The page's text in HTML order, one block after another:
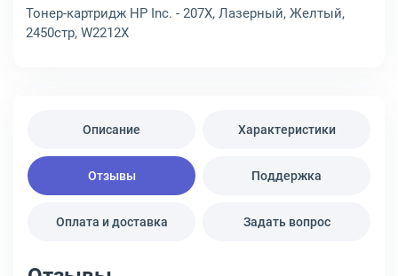
Тонер-картридж HP Inc. - 207X, Лазерный, Желтый,
2450стр, W2212X
Описание Характеристики
Отзывы Поддержка
Оплата и доставка Задать вопрос